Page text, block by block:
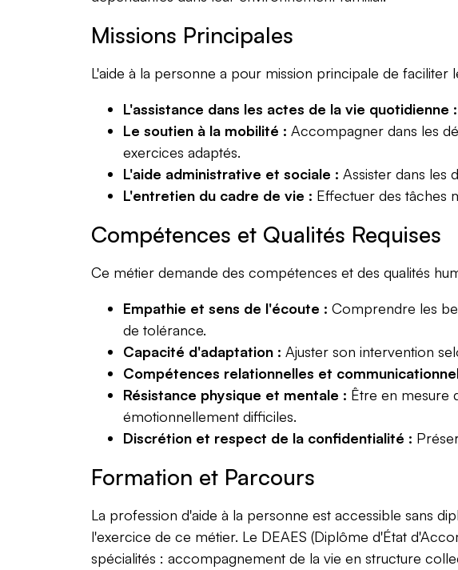
Missions Principales
L'aide à la personne a pour mission principale de
L'assistance dans les actes de la vie quotidienne :
Le soutien à la mobilité : Accompagner dans les
exercices adaptés.
L'aide administrative et sociale : Assister dans les
L'entretien du cadre de vie : Effectuer des tâches
Compétences et Qualités Requises
Ce métier demande des compétences et des qualités
Empathie et sens de l'écoute : Comprendre les
de tolérance.
Capacité d'adaptation : Ajuster son intervention
Compétences relationnelles et
Résistance physique et mentale : Être en mesure
émotionnellement difficiles.
Discrétion et respect de la confidentialité :
Formation et Parcours
La profession d'aide à la personne est accessible sans
l'exercice de ce métier. Le DEAES (Diplôme d'État
spécialités : accompagnement de la vie en structure